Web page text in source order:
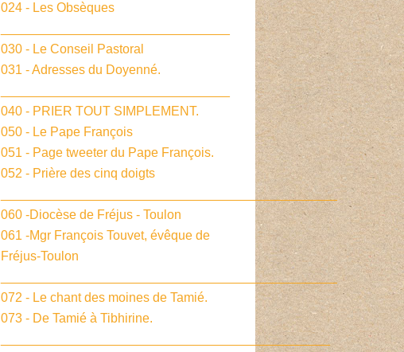
024 - Les Obsèques
030 - Le Conseil Pastoral
031 - Adresses du Doyenné.
040 - PRIER TOUT SIMPLEMENT.
050 - Le Pape François
051 - Page tweeter du Pape François.
052 - Prière des cinq doigts
_______________________________________________
060 -Diocèse de Fréjus - Toulon
061 -Mgr François Touvet, évêque de
Fréjus-Toulon
_______________________________________________
072 - Le chant des moines de Tamié.
073 - De Tamié à Tibhirine.
______________________________________________